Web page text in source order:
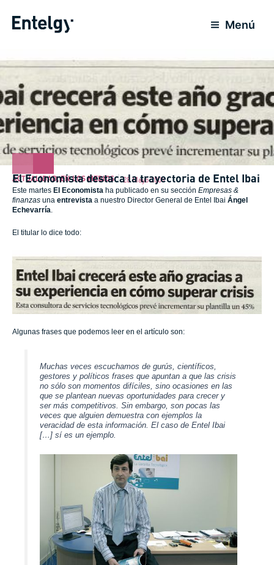
Menú
ACTUALIDAD,EN LOS MEDIOS 28 Mayo 2009
El Economista destaca la trayectoria de Entel Ibai
Este martes El Economista ha publicado en su sección Empresas &
finanzas una entrevista a nuestro Director General de Entel Ibai Ángel
Echevarría.
El titular lo dice todo:
Algunas frases que podemos leer en el artículo son:
Muchas veces escuchamos de gurús, científicos,
gestores y políticos frases que apuntan a que las crisis
no sólo son momentos difíciles, sino ocasiones en las
que se plantean nuevas oportunidades para crecer y
ser más competitivos. Sin embargo, son pocas las
veces que alguien demuestra con ejemplos la
veracidad de esta información. El caso de Entel Ibai
[…] sí es un ejemplo.